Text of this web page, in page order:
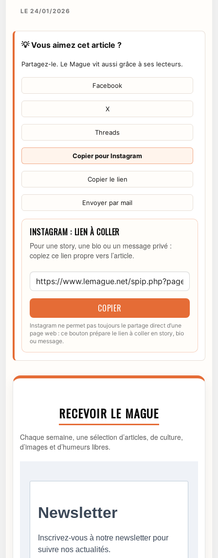
LE 24/01/2026
💡 Vous aimez cet article ?
Partagez-le. Le Mague vit aussi grâce à ses lecteurs.
Facebook
X
Threads
Copier pour Instagram
Copier le lien
Envoyer par mail
INSTAGRAM : LIEN À COLLER
Pour une story, une bio ou un message privé :
copiez ce lien propre vers l’article.
COPIER
Instagram ne permet pas toujours le partage direct d’une
page web : ce bouton prépare le lien à coller en story, bio
ou message.
RECEVOIR LE MAGUE
Chaque semaine, une sélection d’articles, de culture,
d’images et d’humeurs libres.